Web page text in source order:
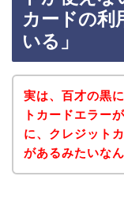
カードの利
いる」
実は、百才の黒
トカードエラー
に、クレジット
があるみたいな